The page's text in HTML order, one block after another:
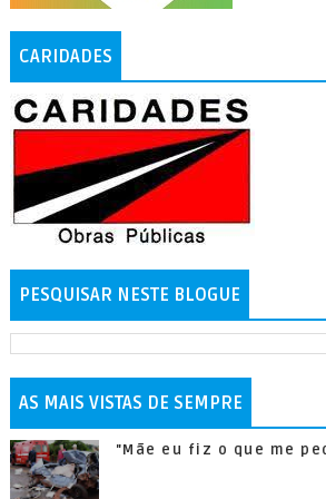
CARIDADES
PESQUISAR NESTE BLOGUE
AS MAIS VISTAS DE SEMPRE
"Mãe eu fiz o que me